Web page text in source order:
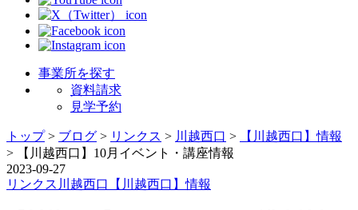
事業所を探す
資料請求
見学予約
トップ> ブログ > リンクス > 川越西口 >
【川越西口】情報
>
【川越西口】10月イベント・講座情報
2023-09-27
リンクス 川越西口 【川越西口】情報